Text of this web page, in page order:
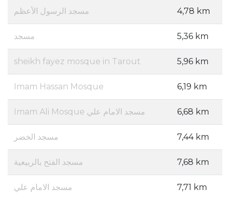
مسجد الرسول الأعظم 4,78 km
مسجد 5,36 km
sheikh fayez mosque in Tarout 5,96 km
Imam Hassan Mosque 6,19 km
Imam Ali Mosque مسجد الامام علي 6,68 km
مسجد الخضر 7,44 km
مسجد الفتح بالربيعية 7,68 km
مسجد الامام علي 7,71 km